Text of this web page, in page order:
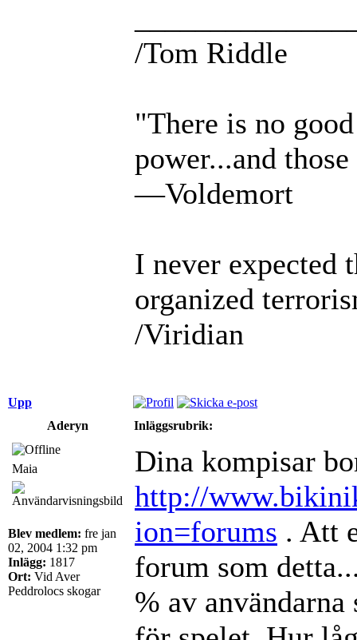
/Tom Riddle
"There is no
power...and
—Voldemort
I never expected
organized
/Viridian
Upp
Aderyn
Inläggsrubrik:
Maia
Blev medlem: fre jan
02, 2004 1:32 pm
Inlägg: 1817
Ort: Vid Aver
Peddrolocs skogar
Dina kompisar
http://
ion=forums . Att
forum som
% av användarna